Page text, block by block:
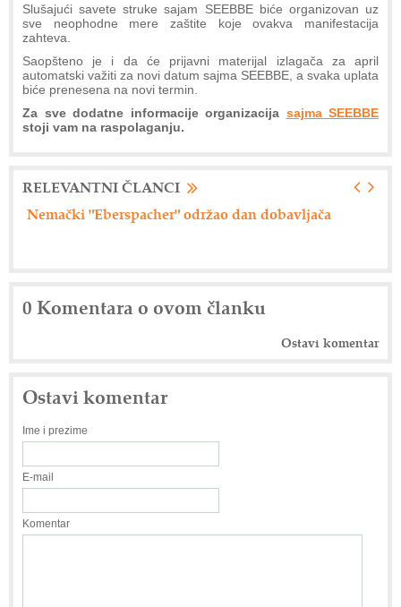
Slušajući savete struke sajam SEEBBE biće organizovan uz
sve neophodne mere zaštite koje ovakva manifestacija
zahteva.
Saopšteno je i da će prijavni materijal izlagača za april
automatski važiti za novi datum sajma SEEBBE, a svaka uplata
biće prenesena na novi termin.
Za sve dodatne informacije organizacija sajma SEEBBE
stoji vam na raspolaganju.
RELEVANTNI ČLANCI
Nemački "Eberspacher" održao dan dobavljača
0 Komentara o ovom članku
Ostavi komentar
Ostavi komentar
Ime i prezime
E-mail
Komentar